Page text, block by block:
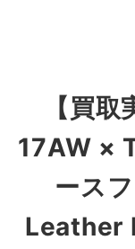
【買取
17AW ×
ース
Leather